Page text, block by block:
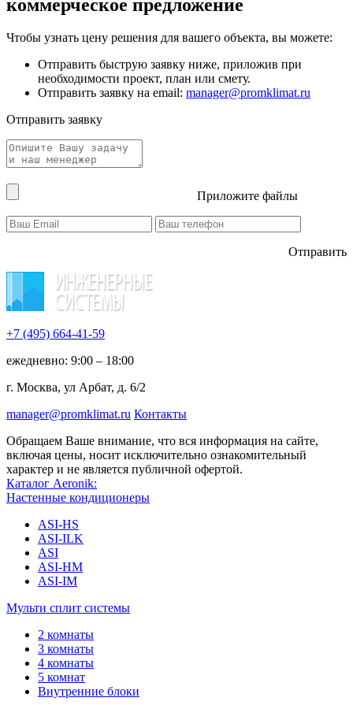
коммерческое предложение
Чтобы узнать цену решения для вашего объекта, вы можете:
Отправить быструю заявку ниже, приложив при
необходимости проект, план или смету.
Отправить заявку на email: manager@promklimat.ru
Отправить заявку
Приложите файлы
Отправить
+7 (495) 664-41-59
ежедневно: 9:00 – 18:00
г. Москва, ул Арбат, д. 6/2
manager@promklimat.ru Контакты
Обращаем Ваше внимание, что вся информация на сайте,
включая цены, носит исключительно ознакомительный
характер и не является публичной офертой.
Каталог Aeronik:
Настенные кондиционеры
ASI-HS
ASI-ILK
ASI
ASI-HM
ASI-IM
Мульти сплит системы
2 комнаты
3 комнаты
4 комнаты
5 комнат
Внутренние блоки